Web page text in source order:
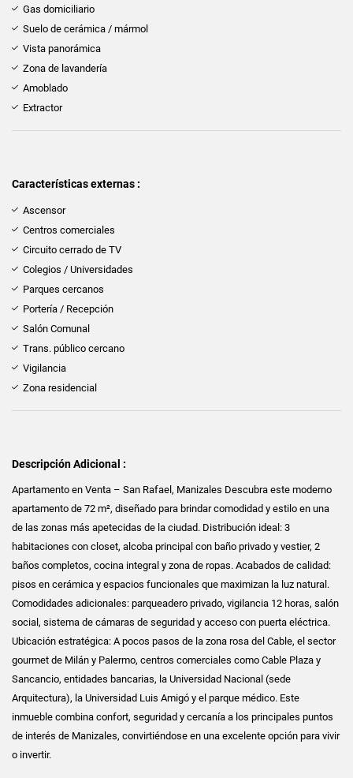
Gas domiciliario
Suelo de cerámica / mármol
Vista panorámica
Zona de lavandería
Amoblado
Extractor
Características externas :
Ascensor
Centros comerciales
Circuito cerrado de TV
Colegios / Universidades
Parques cercanos
Portería / Recepción
Salón Comunal
Trans. público cercano
Vigilancia
Zona residencial
Descripción Adicional :
Apartamento en Venta – San Rafael, Manizales Descubra este moderno
apartamento de 72 m², diseñado para brindar comodidad y estilo en una
de las zonas más apetecidas de la ciudad. Distribución ideal: 3
habitaciones con closet, alcoba principal con baño privado y vestier, 2
baños completos, cocina integral y zona de ropas. Acabados de calidad:
pisos en cerámica y espacios funcionales que maximizan la luz natural.
Comodidades adicionales: parqueadero privado, vigilancia 12 horas, salón
social, sistema de cámaras de seguridad y acceso con puerta eléctrica.
Ubicación estratégica: A pocos pasos de la zona rosa del Cable, el sector
gourmet de Milán y Palermo, centros comerciales como Cable Plaza y
Sancancio, entidades bancarias, la Universidad Nacional (sede
Arquitectura), la Universidad Luis Amigó y el parque médico. Este
inmueble combina confort, seguridad y cercanía a los principales puntos
de interés de Manizales, convirtiéndose en una excelente opción para vivir
o invertir.